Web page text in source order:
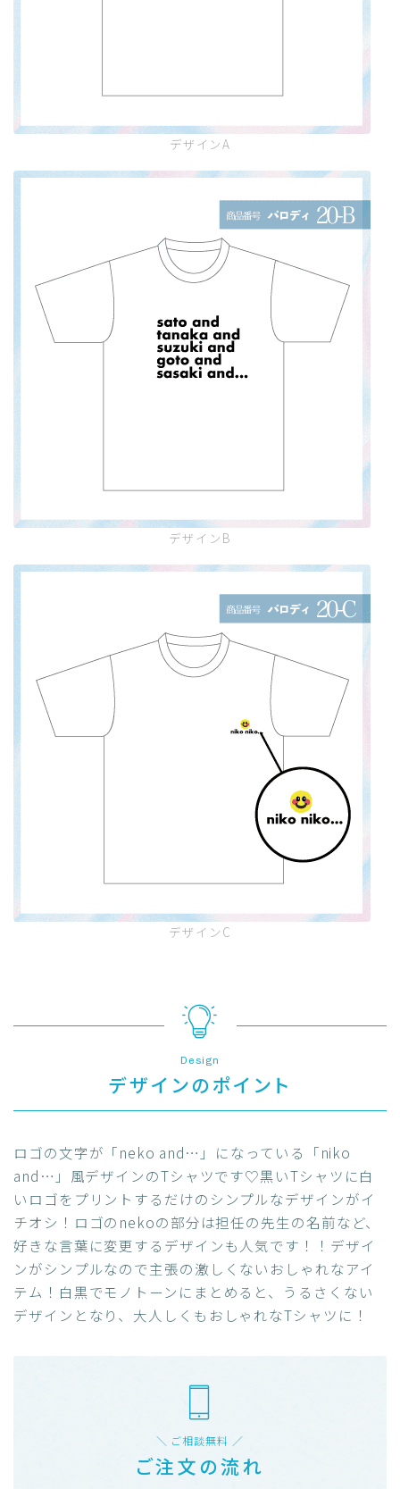
デザインA
デザインB
デザインC
Design
デザインのポイント
ロゴの文字が「neko and…」になっている「niko
and…」風デザインのTシャツです♡黒いTシャツに白
いロゴをプリントするだけのシンプルなデザインがイ
チオシ！ロゴのnekoの部分は担任の先生の名前など、
好きな言葉に変更するデザインも人気です！！デザイ
ンがシンプルなので主張の激しくないおしゃれなアイ
テム！白黒でモノトーンにまとめると、うるさくない
デザインとなり、大人しくもおしゃれなTシャツに！
＼ ご相談無料 ／
ご注文の流れ